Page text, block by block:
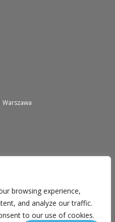
browsing experience,
and analyze our traffic.
to our use of cookies.
Warszawa
użytkowania serwisu
Label